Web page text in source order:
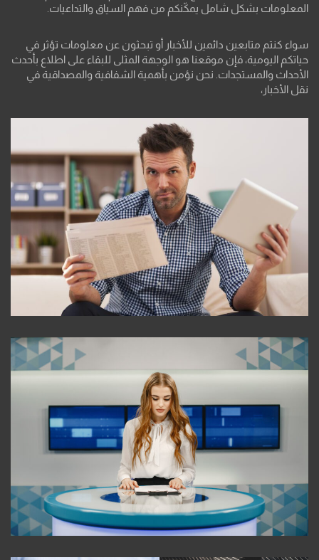
المعلومات بشكل شامل يمكّنكم من فهم السياق والتداعيات.
سواء كنتم متابعين دائمين للأخبار أو تبحثون عن معلومات تؤثر في
حياتكم اليومية، فإن موقعنا هو الوجهة المثلى للبقاء على اطلاع بأحدث
الأحداث والمستجدات. نحن نؤمن بأهمية الشفافية والمصداقية في
نقل الأخبار،